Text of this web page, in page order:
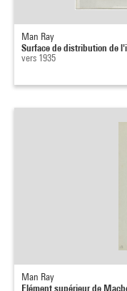
Man Ray
Surface de distribution de
vers 1935
Man Ray
Elément supérieur de